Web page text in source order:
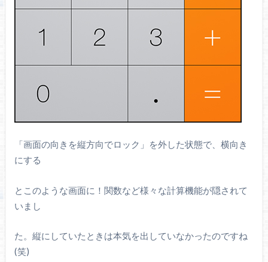
「画面の向きを縦方向でロック」を外した状態で、横向き
にする
とこのような画面に！関数など様々な計算機能が隠されて
いまし
た。縦にしていたときは本気を出していなかったのですね
(笑)